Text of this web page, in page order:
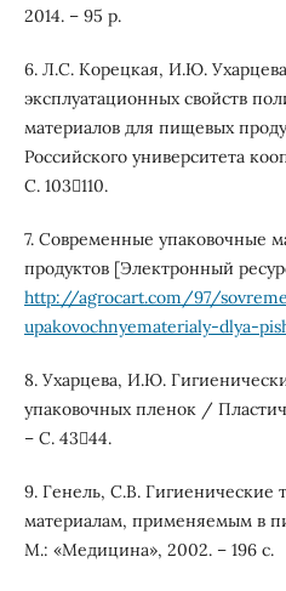
2014. – 95 p.
6. Л.С. Корецкая, И.Ю.
эксплуатационных свойств
материалов для пищевых
Российского университета
С. 103110.
7. Современные упаковочные
продуктов [Электронный
http://agrocart.com/97/
upakovochnyematerialy-dlya-
8. Ухарцева, И.Ю.
упаковочных пленок /
– С. 4344.
9. Генель, С.В.
материалам, применяемым в
М.: «Медицина», 2002. – 196 с.